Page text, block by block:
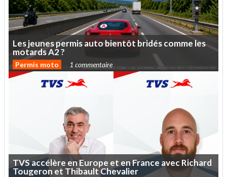
Lesjeunespermisautobientôt bridéscommeles
motardsA2?
Permis moto 1 commentaire
TVSaccélère enEurope et enFrance avecRichard
Tougeron et Thibault Chevalier